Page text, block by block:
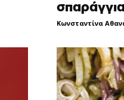
σπαράγγια
Κωνσταντίνα